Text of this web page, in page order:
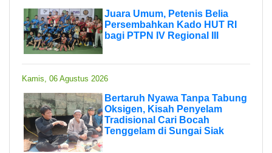
Juara Umum, Petenis Belia
Persembahkan Kado HUT RI
bagi PTPN IV Regional III
Kamis, 06 Agustus 2026
Bertaruh Nyawa Tanpa Tabung
Oksigen, Kisah Penyelam
Tradisional Cari Bocah
Tenggelam di Sungai Siak